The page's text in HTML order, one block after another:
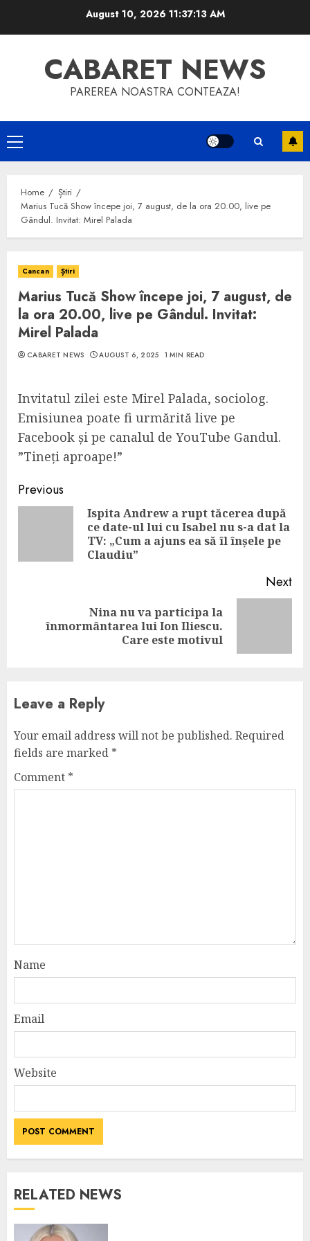
August 10, 2026 11:37:13 AM
CABARET NEWS
PAREREA NOASTRA CONTEAZA!
Primary
Menu
Home
Știri
Marius Tucă Show începe joi, 7 august, de la ora 20.00, live pe
Gândul. Invitat: Mirel Palada
Cancan Știri
Marius Tucă Show începe joi, 7 august, de
la ora 20.00, live pe Gândul. Invitat:
Mirel Palada
CABARET NEWS AUGUST 6, 2025 1 MIN READ
Invitatul zilei este Mirel Palada, sociolog.
Emisiunea poate fi urmărită live pe
Facebook și pe canalul de YouTube Gandul.
”Tineți aproape!”
Continue
Reading
Previous
Ispita Andrew a rupt tăcerea după
ce date-ul lui cu Isabel nu s-a dat la
TV: „Cum a ajuns ea să îl înșele pe
Claudiu”
Next
Next
Nina nu va participa la
înmormântarea lui Ion Iliescu.
Care este motivul
Leave a Reply
Your email address will not be published. Required
fields are marked *
Comment *
Name
Email
Website
RELATED NEWS